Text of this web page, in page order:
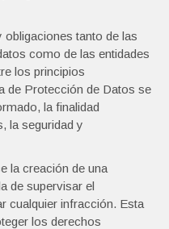
tanto de las
como de las entidades
los principios
de Protección de Datos se
la finalidad
la seguridad y
la creación de una
de supervisar el
cualquier infracción. Esta
los derechos